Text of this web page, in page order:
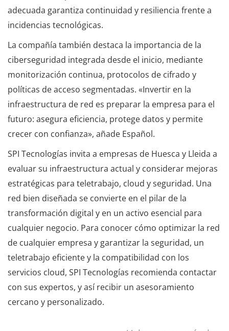
adecuada garantiza continuidad y resiliencia frente a
incidencias tecnológicas.
La compañía también destaca la importancia de la
ciberseguridad integrada desde el inicio, mediante
monitorización continua, protocolos de cifrado y
políticas de acceso segmentadas. «Invertir en la
infraestructura de red es preparar la empresa para el
futuro: asegura eficiencia, protege datos y permite
crecer con confianza», añade Español.
SPI Tecnologías invita a empresas de Huesca y Lleida a
evaluar su infraestructura actual y considerar mejoras
estratégicas para teletrabajo, cloud y seguridad. Una
red bien diseñada se convierte en el pilar de la
transformación digital y en un activo esencial para
cualquier negocio. Para conocer cómo optimizar la red
de cualquier empresa y garantizar la seguridad, un
teletrabajo eficiente y la compatibilidad con los
servicios cloud, SPI Tecnologías recomienda contactar
con sus expertos, y así recibir un asesoramiento
cercano y personalizado.